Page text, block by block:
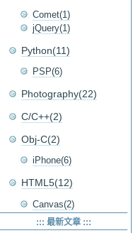
Comet(1)
jQuery(1)
Python(11)
PSP(6)
Photography(22)
C/C++(2)
Obj-C(2)
iPhone(6)
HTML5(12)
Canvas(2)
::: 最新文章 :::